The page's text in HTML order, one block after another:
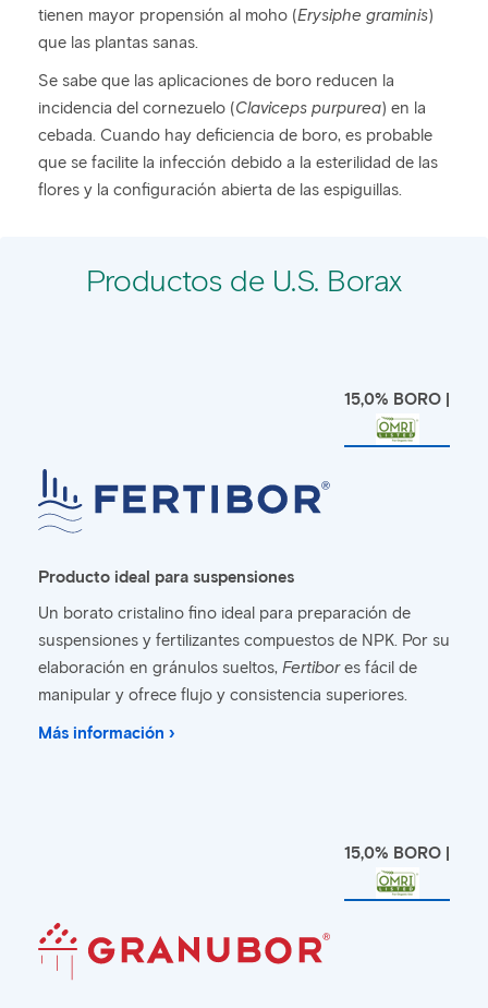
tienen mayor propensión al moho (Erysiphe graminis)
que las plantas sanas.
Se sabe que las aplicaciones de boro reducen la
incidencia del cornezuelo (Claviceps purpurea) en la
cebada. Cuando hay deficiencia de boro, es probable
que se facilite la infección debido a la esterilidad de las
flores y la configuración abierta de las espiguillas.
Productos de U.S. Borax
15,0% BORO |
Producto ideal para suspensiones
Un borato cristalino fino ideal para preparación de
suspensiones y fertilizantes compuestos de NPK. Por su
elaboración en gránulos sueltos, Fertibores fácil de
manipular y ofrece flujo y consistencia superiores.
Más información ›
15,0% BORO |